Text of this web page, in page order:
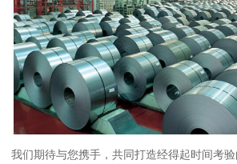
我们期待与您携手，共同打造经得起时间考验